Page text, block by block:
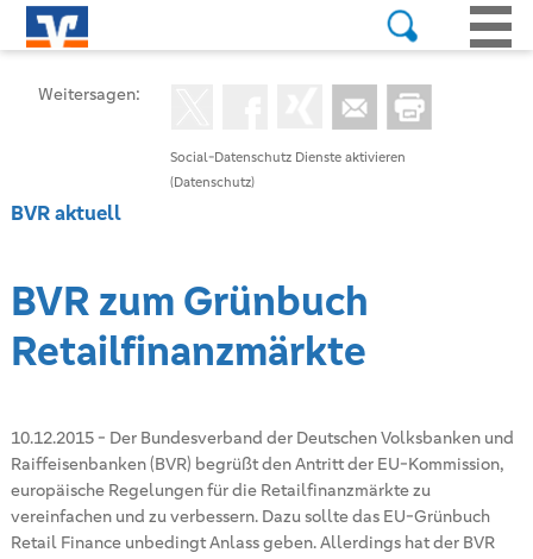
Social-Datenschutz Dienste aktivieren
(Datenschutz)
Weitersagen:
BVR aktuell
BVR zum Grünbuch
Retailfinanzmärkte
10.12.2015- Der Bundesverband der Deutschen Volksbanken und
Raiffeisenbanken (BVR) begrüßt den Antritt der EU-Kommission,
europäische Regelungen für die Retailfinanzmärkte zu
vereinfachen und zu verbessern. Dazu sollte das EU-Grünbuch
Retail Finance unbedingt Anlass geben. Allerdings hat der BVR